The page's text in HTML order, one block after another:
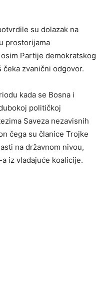
su dolazak na
prostorijama
Partije demokratskog
čeka zvanični odgovor.
kada se Bosna i
političkoj
Saveza nezavisnih
čega su članice Trojke
na državnom nivou,
iz vladajuće koalicije.